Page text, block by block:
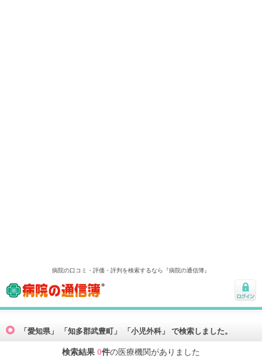
病院の口コミ・評価・評判を検索するなら『病院の通信簿』
病院の通信簿
ログ
「愛知県」 「知多郡武豊町」 「小児外科」 で検索しました。
検索結果 0件の医療機関がありました